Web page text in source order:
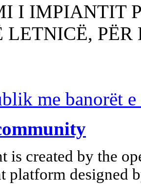
I IMPIANTIT
LETNICË,
me banorët
is created by the
platform designed